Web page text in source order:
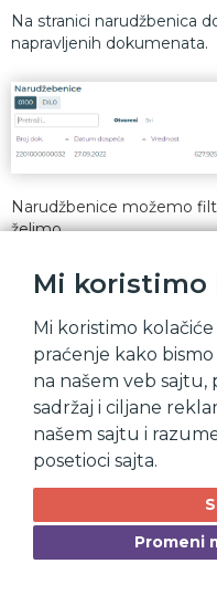
Mi koristimo
Mi koristimo
praćenje kako
na našem veb sajtu,
sadržaj i ciljane
našem sajtu i
posetioci sajta.
Promeni
Na stranici narudžbenica
napravljenih dokumenata.
Narudžbenice možemo
želimo.